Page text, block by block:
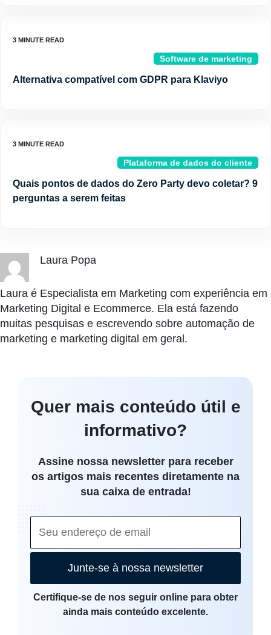
Software de marketing
Alternativa compatível com GDPR para Klaviyo
Plataforma de dados do cliente
Quais pontos de dados do Zero Party devo coletar? 9
perguntas a serem feitas
Laura Popa
Laura é Especialista em Marketing com experiência em
Marketing Digital e Ecommerce. Ela está fazendo
muitas pesquisas e escrevendo sobre automação de
marketing e marketing digital em geral.
Quer mais conteúdo útil e
informativo?
Assine nossa newsletter para receber
os artigos mais recentes diretamente na
sua caixa de entrada!
Junte-se à nossa newsletter
Certifique-se de nos seguir online para obter
ainda mais conteúdo excelente.